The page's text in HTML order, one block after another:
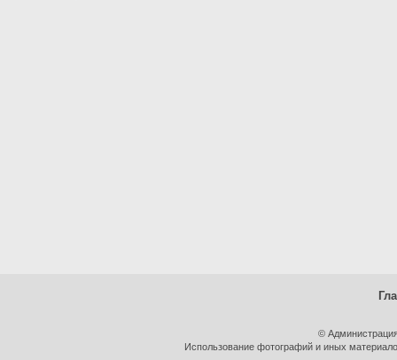
©
Использование фотографий и иных